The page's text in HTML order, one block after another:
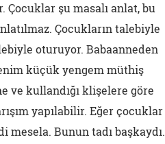
Çocuklar şu masalı anlat, bu
Çocukların talebiyle
oturuyor. Babaanneden
küçük yengem müthiş
ve kullandığı klişelere göre
yapılabilir. Eğer çocuklar
Bunun tadı başkaydı.